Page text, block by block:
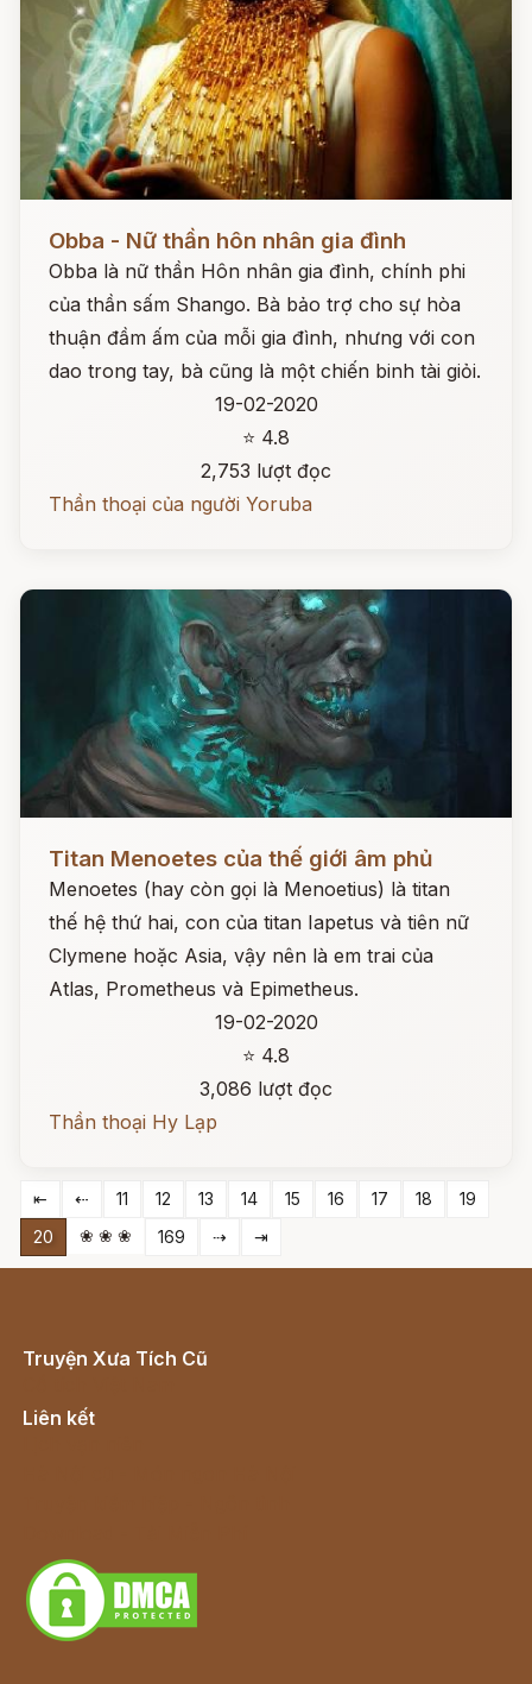
Obba - Nữ thần hôn nhân gia đình
Obba là nữ thần Hôn nhân gia đình, chính phi
của thần sấm Shango. Bà bảo trợ cho sự hòa
thuận đầm ấm của mỗi gia đình, nhưng với con
dao trong tay, bà cũng là một chiến binh tài giỏi.
19-02-2020
⭐ 4.8
2,753 lượt đọc
Thần thoại của người Yoruba
Titan Menoetes của thế giới âm phủ
Menoetes (hay còn gọi là Menoetius) là titan
thế hệ thứ hai, con của titan Iapetus và tiên nữ
Clymene hoặc Asia, vậy nên là em trai của
Atlas, Prometheus và Epimetheus.
19-02-2020
⭐ 4.8
3,086 lượt đọc
Thần thoại Hy Lạp
⇤ ⇠ 11 12 13 14 15 16 17 18
19
20
❀ ❀ ❀ 169 ⇢ ⇥
Truyện Xưa Tích Cũ
Liên kết